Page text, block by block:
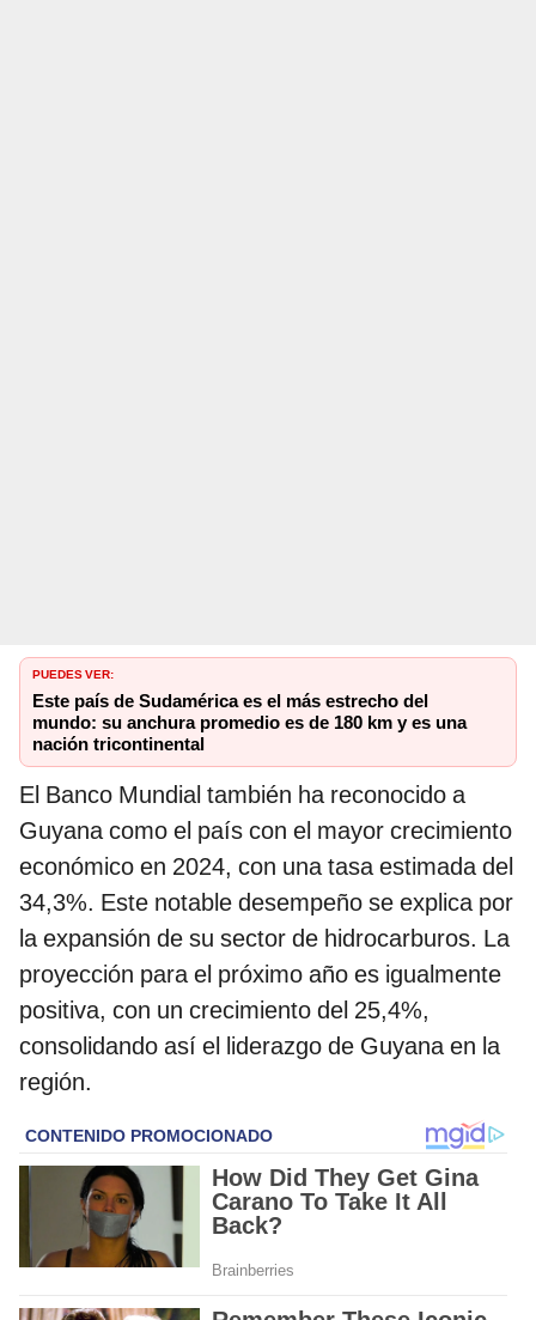
PUEDES VER:
Este país de Sudamérica es el más estrecho del
mundo: su anchura promedio es de 180 km y es una
nación tricontinental
El Banco Mundial también ha reconocido a
Guyana como el país con el mayor crecimiento
económico en 2024, con una tasa estimada del
34,3%. Este notable desempeño se explica por
la expansión de su sector de hidrocarburos. La
proyección para el próximo año es igualmente
positiva, con un crecimiento del 25,4%,
consolidando así el liderazgo de Guyana en la
región.